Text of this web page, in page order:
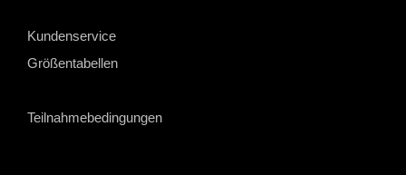
Kundenservice
Größentabellen
Teilnahmebedingungen